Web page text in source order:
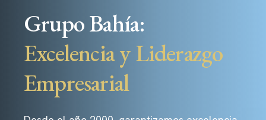
Grupo Bahía:
Excelencia y Liderazgo
Empresarial